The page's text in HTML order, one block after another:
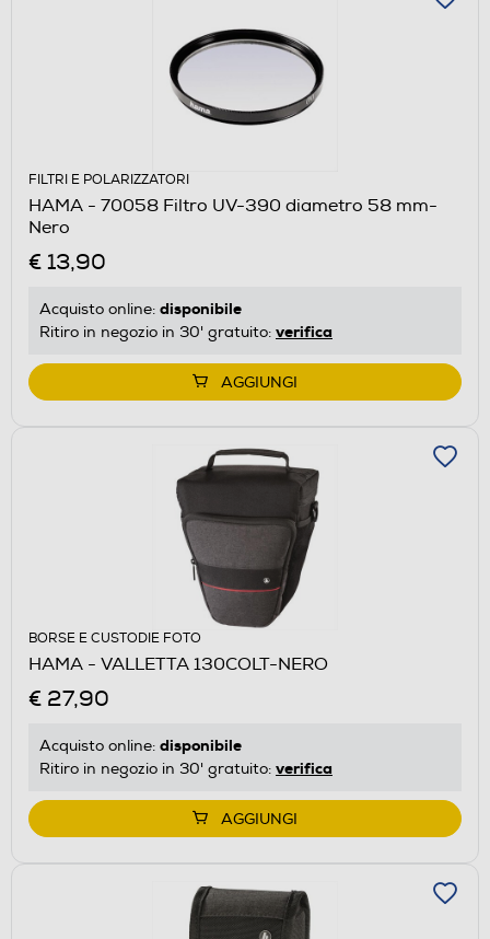
FILTRI E POLARIZZATORI
HAMA - 70058 Filtro UV-390 diametro 58 mm-
Nero
€ 13,90
Acquisto online: disponibile
Ritiro in negozio in 30' gratuito: verifica
AGGIUNGI
BORSE E CUSTODIE FOTO
HAMA - VALLETTA 130COLT-NERO
€ 27,90
Acquisto online: disponibile
Ritiro in negozio in 30' gratuito: verifica
AGGIUNGI